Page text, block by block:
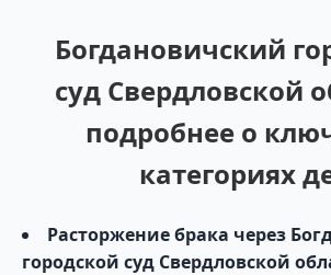
Богдановичский
суд Свердловской
подробнее о
категориях
Расторжение брака через
городской суд Свердловской